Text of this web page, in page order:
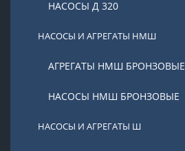
НАСОСЫ Д 320
НАСОСЫ И АГРЕГАТЫ НМШ
АГРЕГАТЫ НМШ БРОНЗОВЫЕ
НАСОСЫ НМШ БРОНЗОВЫЕ
НАСОСЫ И АГРЕГАТЫ Ш